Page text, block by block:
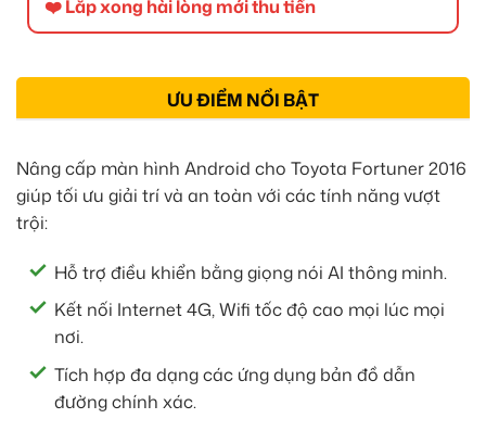
❤️ Lắp xong hài lòng mới thu tiền
ƯU ĐIỂM NỔI BẬT
Nâng cấp màn hình Android cho Toyota Fortuner 2016
giúp tối ưu giải trí và an toàn với các tính năng vượt
trội:
Hỗ trợ điều khiển bằng giọng nói AI thông minh.
Kết nối Internet 4G, Wifi tốc độ cao mọi lúc mọi
nơi.
Tích hợp đa dạng các ứng dụng bản đồ dẫn
đường chính xác.